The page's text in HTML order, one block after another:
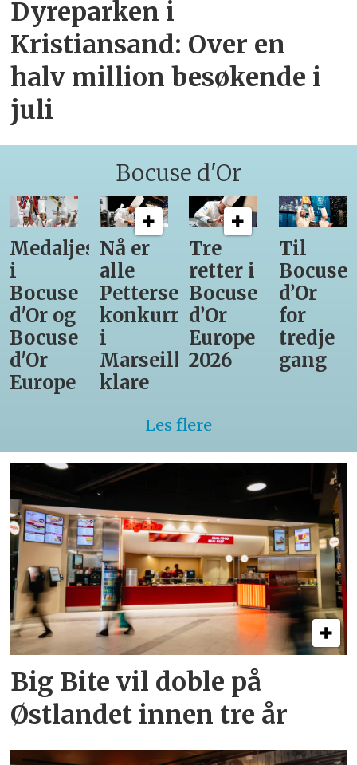
Dyreparken i
Kristiansand: Over en
halv million besøkende i
juli
Bocuse d'Or
Medaljestatistikk
i
Bocuse
d'Or og
Bocuse
d'Or
Europe
Nå er
alle
Pettersens
konkurrenter
i
Marseille
klare
Tre
retter i
Bocuse
d’Or
Europe
2026
Til
Bocuse
d’Or
for
tredje
gang
Les flere
Big Bite vil doble på
Østlandet innen tre år